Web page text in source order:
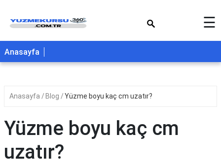
☰
Anasayfa
Anasayfa Blog Yüzme boyu kaç cm uzatır?
Yüzme boyu kaç cm
uzatır?